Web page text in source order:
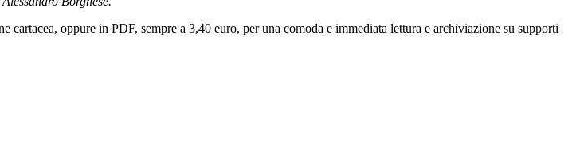
oppure in PDF, sempre a 3,40 euro, per una comoda e immediata lettura e archiviazione su supporti